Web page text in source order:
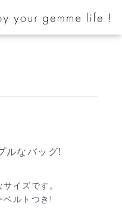
ルなバッグ!
イズです。
ベルトつき!